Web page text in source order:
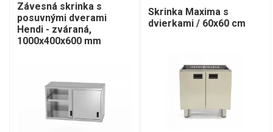
Závesná skrinka s
posuvnými dverami
Hendi - zváraná,
1000x400x600 mm
Skrinka Maxima s
dvierkami / 60x60 cm